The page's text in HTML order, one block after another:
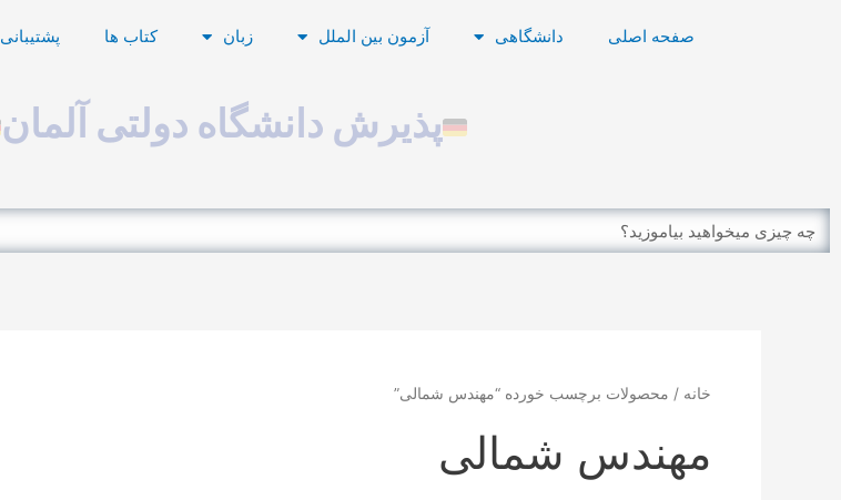
صفحه اصلی دانشگاهی آزمون بین الملل زبان کتاب ها پشتیبانی
پذیرش دانشگاه دولتی آلمان
Search
خانه / محصولات برچسب خورده “مهندس شمالی”
مهندس شمالی